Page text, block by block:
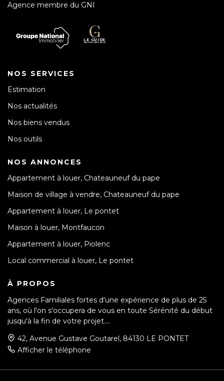
Agence membre du GNI
NOS SERVICES
Estimation
Nos actualités
Nos biens vendus
Nos outils
NOS ANNONCES
Appartement à louer, Chateauneuf du pape
Maison de village à vendre, Chateauneuf du pape
Appartement à louer, Le pontet
Maison à louer, Montfaucon
Appartement à louer, Piolenc
Local commercial à louer, Le pontet
À PROPOS
Agences Familiales fortes d'une expérience de plus de 25
ans, où l'on s'occupera de vous en toute Sérénité du début
jusqu'à la fin de votre projet....
42, Avenue Gustave Goutarel, 84130 LE PONTET
Afficher le téléphone